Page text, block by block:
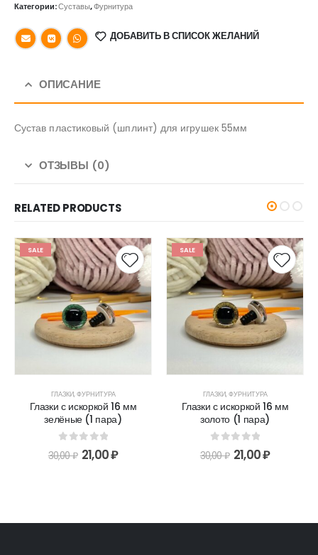
Категории:Суставы,Фурнитура
ДОБАВИТЬ В СПИСОК ЖЕЛАНИЙ
ОПИСАНИЕ
Сустав пластиковый (шплинт) для игрушек 55мм
ОТЗЫВЫ (0)
RELATED PRODUCTS
SALE
ГЛАЗКИ,ФУРНИТУРА
Глазки с искоркой 16 мм
зелёные (1 пара)
out of 5
30,00₽ 21,00₽
SALE
ГЛАЗКИ,ФУРНИТУРА
Глазки с искоркой 16 мм
золото (1 пара)
out of 5
30,00₽ 21,00₽